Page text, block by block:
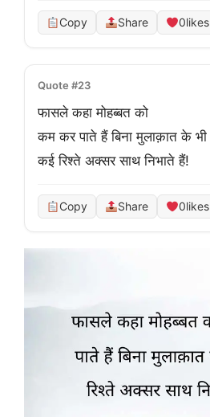
Copy Share 0likes
Quote #23
फासले कहा मोहब्बत को
कम कर पाते हैं बिना मुलाक़ात के भी
कई रिश्ते अक्सर साथ निभाते हैं!
Copy Share 0likes